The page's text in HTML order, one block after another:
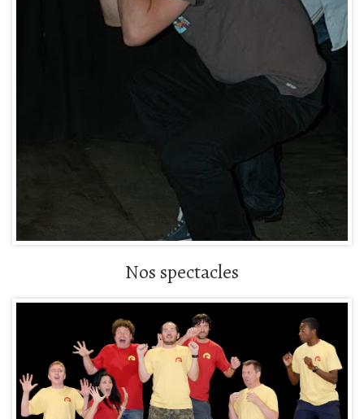
Nos spectacles